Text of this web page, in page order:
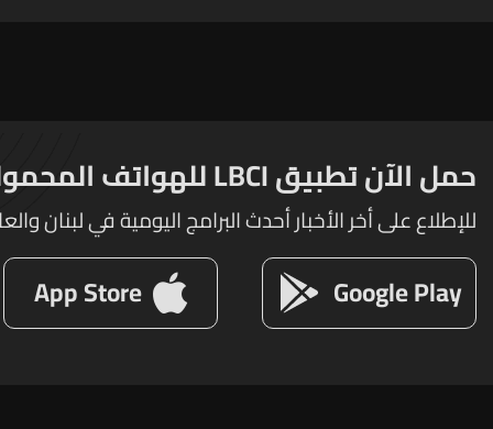
حمل الآن تطبيق LBCI للهواتف المحمولة
للإطلاع على أخر الأخبار أحدث البرامج اليومية في لبنان
Google Play
App Store